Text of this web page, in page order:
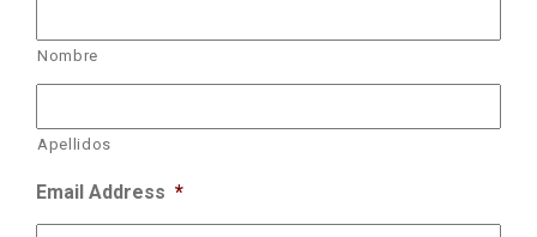
Nombre
Apellidos
Email Address *